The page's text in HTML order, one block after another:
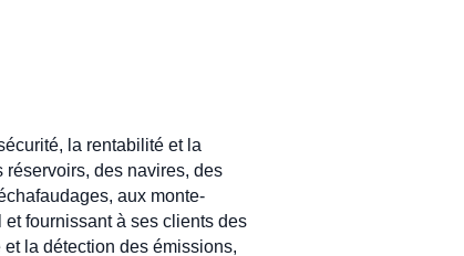
la rentabilité et la
réservoirs, des navires, des
aux monte-
fournissant à ses clients des
la détection des émissions,